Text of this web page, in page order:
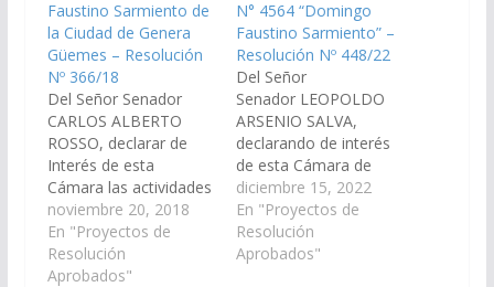
Faustino Sarmiento de
la Ciudad de Genera
Güemes – Resolución
Nº 366/18
Del Señor Senador
CARLOS ALBERTO
ROSSO, declarar de
Interés de esta
Cámara las actividades
que se vienen
desarrollándose desde
el día viernes 9 al
martes 20 de
noviembre 20, 2018
En "Proyectos de
Resolución
Aprobados"
N° 4564 “Domingo
Faustino Sarmiento” –
Resolución Nº 448/22
Del Señor
Senador LEOPOLDO
ARSENIO SALVA,
declarando de interés
de esta Cámara de
Senadores, el 120
Aniversario de la
creación de la Escuela
N° 4564 “Domingo
diciembre 15, 2022
En "Proyectos de
Resolución
Aprobados"